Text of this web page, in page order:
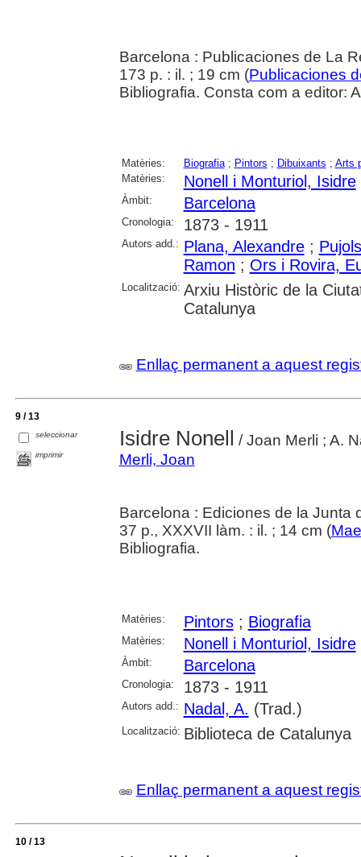
Barcelona : Publicaciones de La
173 p. : il. ; 19 cm (Publicaciones
Bibliografia. Consta com a editor:
Matèries: Biografia; Pintors ; Dibuixants ; Arts
Matèries:
Nonell i Monturiol, Isidre
Àmbit: Barcelona
Cronologia: 1873 - 1911
Autors add.: Plana, Alexandre;
Ramon ; Ors i Rovira,
Localització: Arxiu Històric de la
Catalunya
Enllaç permanent a aquest
9 / 13
seleccionar
imprimir
Isidre Nonell / Joan Merli ; A.
Merli, Joan
Barcelona : Ediciones de la Junta
37 p., XXXVII làm. : il. ; 14 cm (
Bibliografia.
Matèries: Pintors; Biografia
Matèries: Nonell i Monturiol, Isidre
Àmbit: Barcelona
Cronologia: 1873 - 1911
Autors add.: Nadal, A. (Trad.)
Localització: Biblioteca de Catalunya
Enllaç permanent a aquest
10 / 13